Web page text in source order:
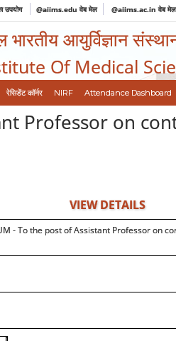
उपयोग @aiims.edu वेब मेल @aiims.ac.in वेब मेल
आयुर्विज्ञान
Of Medical
रेसिडेंट कॉर्नर NIRF Attendance Dashboard
Professor on
VIEW DETAILS
- To the post of Assistant Professor on